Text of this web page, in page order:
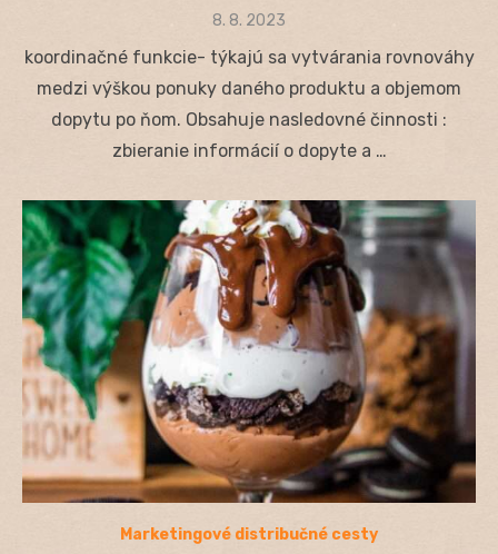
Posted
8. 8. 2023
koordinačné funkcie- týkajú sa vytvárania rovnováhy
medzi výškou ponuky daného produktu a objemom
dopytu po ňom. Obsahuje nasledovné činnosti :
zbieranie informácií o dopyte a …
Marketingové distribučné cesty